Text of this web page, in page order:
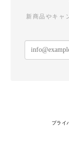
新商品やキャ
プライ